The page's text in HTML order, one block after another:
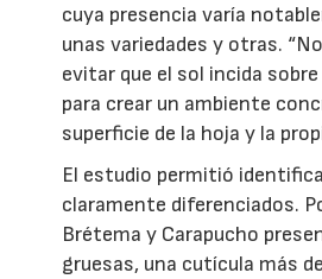
cuya presencia varía
unas variedades y otras.
evitar que el sol incida
para crear un ambiente
superficie de la hoja y la
El estudio permitió
claramente diferenciados.
Brétema y Carapucho
gruesas, una cutícula más